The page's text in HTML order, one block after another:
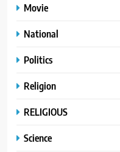
Movie
National
Politics
Religion
RELIGIOUS
Science